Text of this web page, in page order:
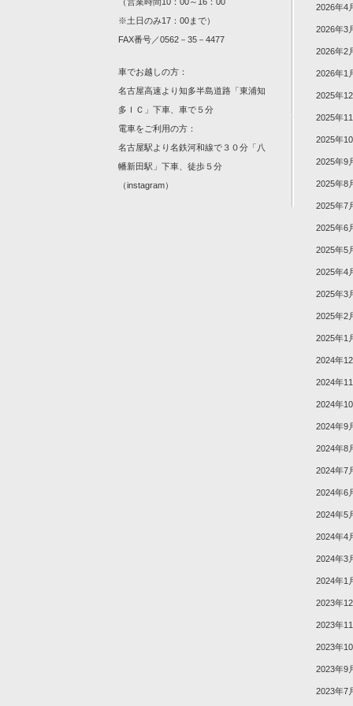
※土日のみ17：00まで）
FAX番号／0562－35－4477
車でお越しの方：
名古屋高速より知多半島道路「東浦知
多ＩＣ」下車、車で５分
電車をご利用の方：
名古屋駅より名鉄河和線で３０分「八
幡新田駅」下車、徒歩５分
（instagram）
2026年4
2026年3
2026年2
2026年1
2025年
2025年
2025年
2025年9
2025年8
2025年7
2025年6
2025年5
2025年4
2025年3
2025年2
2025年1
2024年
2024年
2024年
2024年9
2024年8
2024年7
2024年6
2024年5
2024年4
2024年3
2024年1
2023年
2023年
2023年
2023年9
2023年7